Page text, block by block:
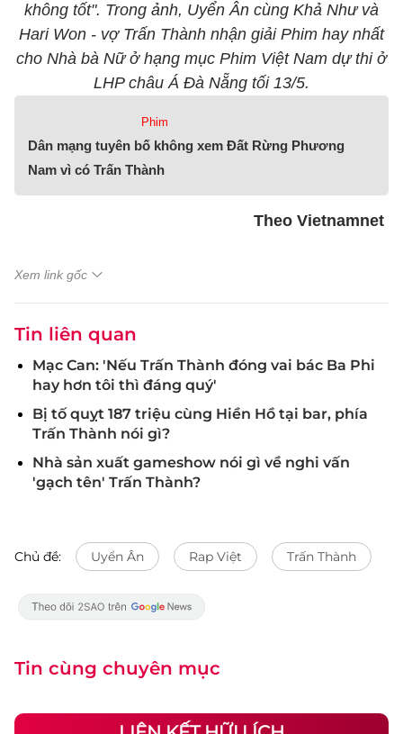
không tốt". Trong ảnh, Uyển Ân cùng Khả Như và
Hari Won - vợ Trấn Thành nhận giải Phim hay nhất
cho Nhà bà Nữ ở hạng mục Phim Việt Nam dự thi ở
LHP châu Á Đà Nẵng tối 13/5.
Phim
Dân mạng tuyên bố không xem Đất Rừng Phương
Nam vì có Trấn Thành
Theo Vietnamnet
Xem link gốc
Tin liên quan
Mạc Can: 'Nếu Trấn Thành đóng vai bác Ba Phi
hay hơn tôi thì đáng quý'
Bị tố quỵt 187 triệu cùng Hiền Hồ tại bar, phía
Trấn Thành nói gì?
Nhà sản xuất gameshow nói gì về nghi vấn
'gạch tên' Trấn Thành?
Chủ đề: Uyển Ân Rap Việt Trấn Thành
Tin cùng chuyên mục